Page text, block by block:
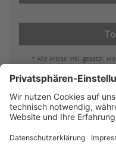
* Alle Preise inkl. gesetzl.
Batterieleistung &
AGB
Datenschutz